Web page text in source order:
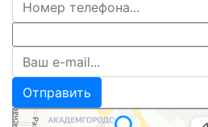
Отправить